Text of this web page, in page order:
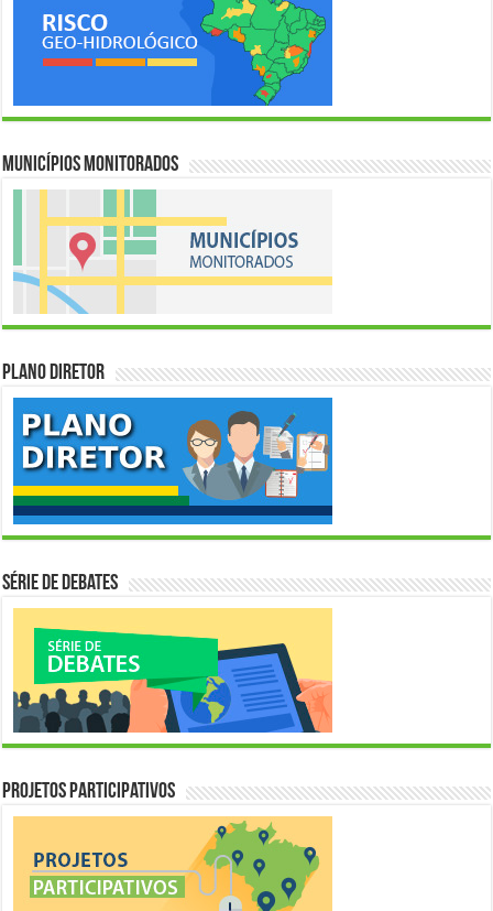
Municípios Monitorados
Plano Diretor
Série de Debates
Projetos Participativos